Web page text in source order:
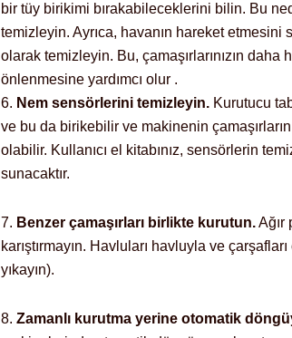
bir tüy birikimi bırakabileceklerini bilin. Bu
temizleyin. Ayrıca, havanın hareket etmesini
olarak temizleyin. Bu, çamaşırlarınızın daha
önlenmesine yardımcı olur .
6. Nem sensörlerini temizleyin. Kurutucu
ve bu da birikebilir ve makinenin
olabilir. Kullanıcı el kitabınız, sensörlerin
sunacaktır.
7. Benzer çamaşırları birlikte kurutun.Ağır
karıştırmayın. Havluları havluyla ve
yıkayın).
8. Zamanlı kurutma yerine otomatik